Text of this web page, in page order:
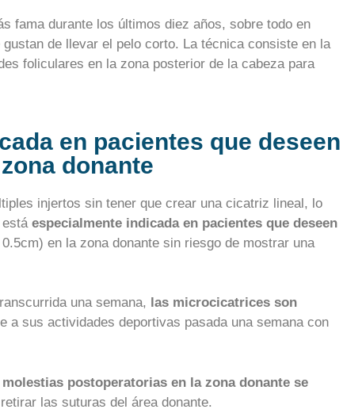
fama durante los últimos diez años, sobre todo en
de llevar el pelo corto. La técnica consiste en la
foliculares en la zona posterior de la cabeza para
en pacientes que deseen
donante
injertos sin tener que crear una cicatriz lineal, lo
especialmente indicada en pacientes que deseen
en la zona donante sin riesgo de mostrar una
una semana, las microcicatrices son
a sus actividades deportivas pasada una semana con
molestias postoperatorias en la zona donante se
las suturas del área donante.